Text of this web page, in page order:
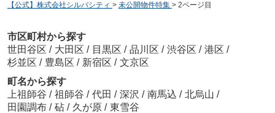
【公式】株式会社シルバシティ > 未公開物件特集 > 2ページ目
市区町村から探す
世田谷区 / 大田区 / 目黒区 / 品川区 / 渋谷区 / 港区 /
杉並区 / 豊島区 / 新宿区 / 文京区
町名から探す
上祖師谷 / 祖師谷 / 代田 / 深沢 / 南馬込 / 北烏山 /
田園調布 / 砧 / 久が原 / 東雪谷